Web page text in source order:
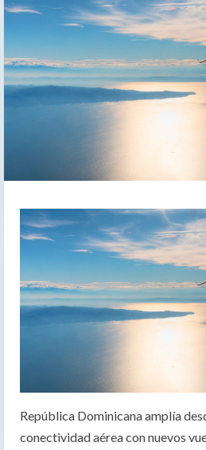
República Dominicana amplía
conectividad aérea con nuevos